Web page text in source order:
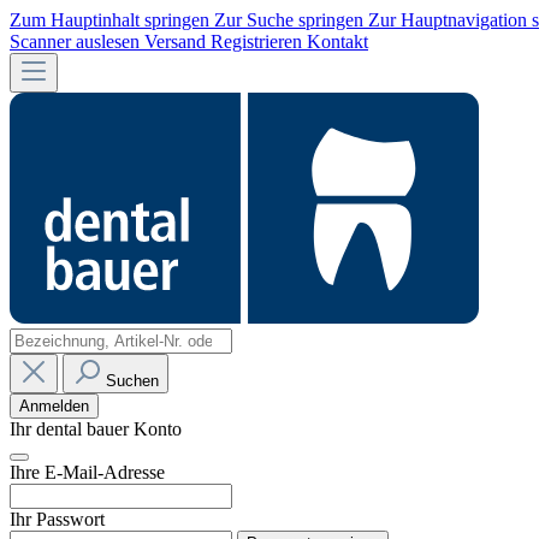
Zum Hauptinhalt springen Zur Suche springen Zur Hauptnavigation
Scanner auslesen Versand Registrieren Kontakt
Suchen
Anmelden
Ihr dental bauer Konto
Ihre E-Mail-Adresse
Ihr Passwort